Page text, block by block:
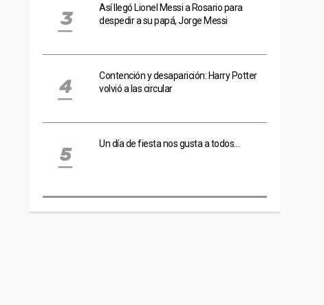
Así llegó Lionel Messi a Rosario para
despedir a su papá, Jorge Messi
Contención y desaparición: Harry Potter
volvió a las circular
Un día de fiesta nos gusta a todos…